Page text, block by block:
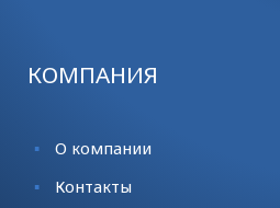
КОМПАНИЯ
О компании
Контакты